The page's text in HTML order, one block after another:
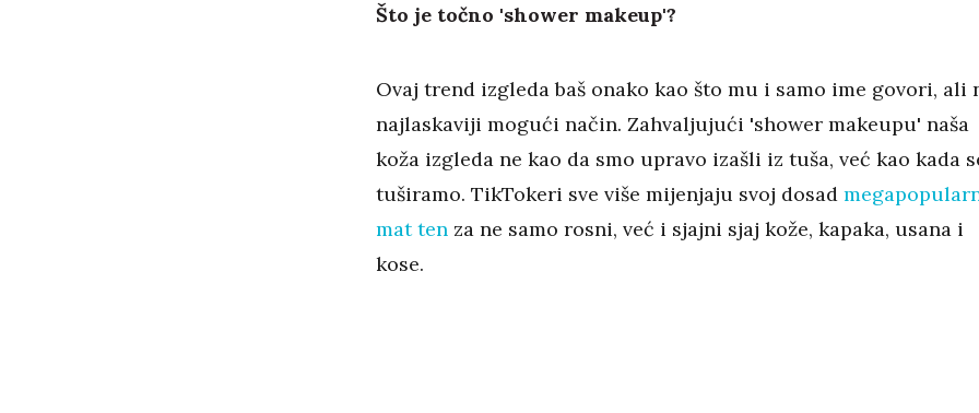
Što je točno 'shower makeup'?
Ovaj trend izgleda baš onako kao što mu i samo ime govori, ali
najlaskaviji mogući način. Zahvaljujući 'shower makeupu' naša
koža izgleda ne kao da smo upravo izašli iz tuša, već kao kada
tuširamo. TikTokeri sve više mijenjaju svoj dosad
mat tenza ne samo rosni, već i sjajni sjaj kože, kapaka, usana i
kose.